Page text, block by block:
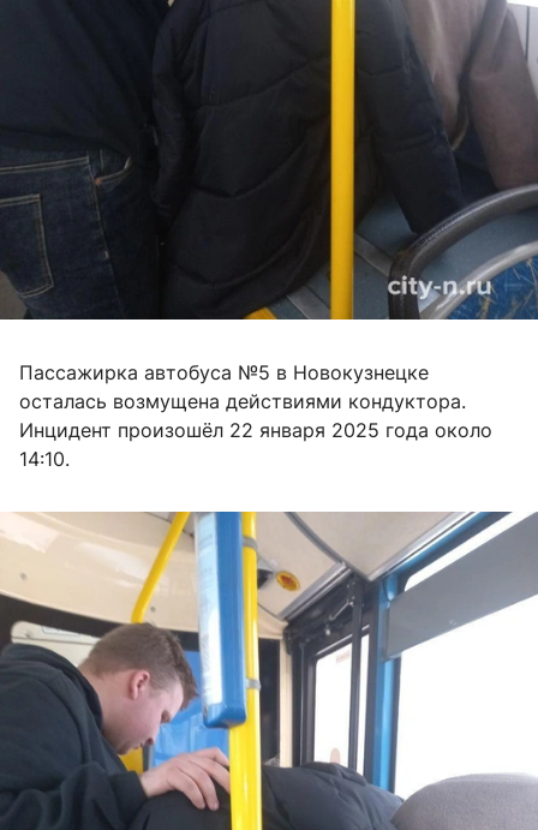
Пассажирка автобуса №5 в Новокузнецке
осталась возмущена действиями кондуктора.
Инцидент произошёл 22 января 2025 года около
14:10.